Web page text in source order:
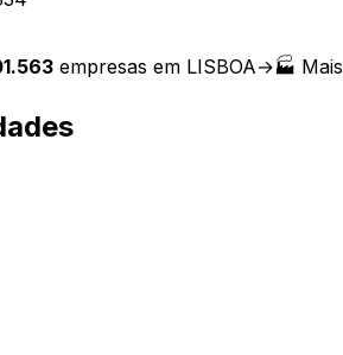
empresas em LISBOA→🏭 Mais